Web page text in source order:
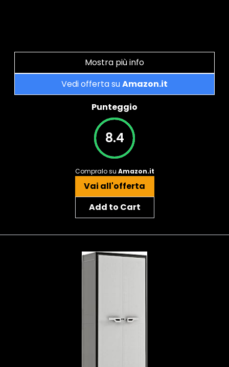
Mostra più info
Vedi offerta suAmazon.it
Punteggio
8.4
Compralo su Amazon.it
Vai all'offerta
Add to Cart